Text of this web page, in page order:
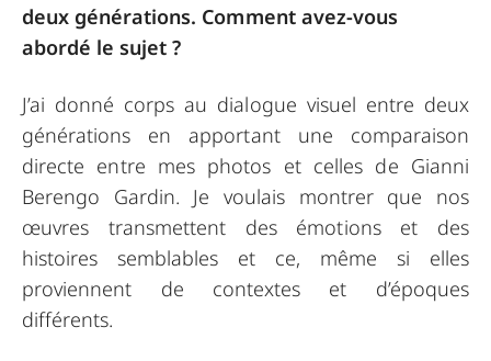
deux générations. Comment avez-vous
abordé le sujet ?
J’ai donné corps au dialogue visuel entre deux
générations en apportant une comparaison
directe entre mes photos et celles de Gianni
Berengo Gardin. Je voulais montrer que nos
œuvres transmettent des émotions et des
histoires semblables et ce, même si elles
proviennent de contextes et d’époques
différents.